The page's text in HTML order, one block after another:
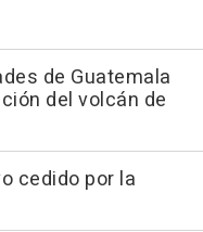
de Guatemala
del volcán de
cedido por la